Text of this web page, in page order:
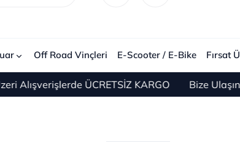
Off Road Vinçleri E-Scooter / E-Bike Fırsat
ÜCRETSİZ KARGO Bize Ulaşın